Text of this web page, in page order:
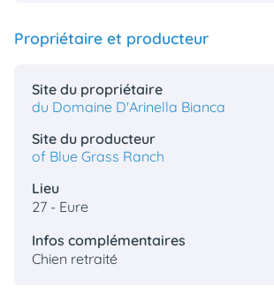
Propriétaire et producteur
Site du propriétaire
du Domaine D'Arinella Bianca
Site du producteur
of Blue Grass Ranch
Lieu
27 - Eure
Infos complémentaires
Chien retraité